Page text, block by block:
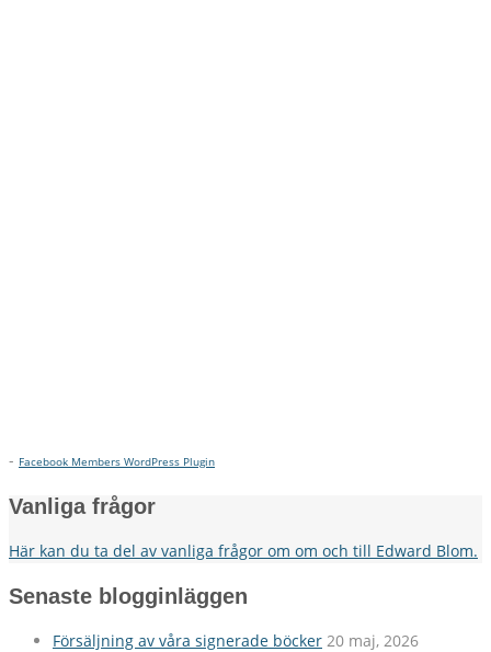
- Facebook Members WordPress Plugin
Vanliga frågor
Här kan du ta del av vanliga frågor om om och till Edward Blom.
Senaste blogginläggen
Försäljning av våra signerade böcker 20 maj, 2026